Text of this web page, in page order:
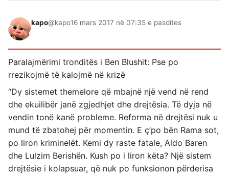
kapo@kapo16 mars 2017 në 07:35 e pasdites
Paralajmërimi tronditës i Ben Blushit: Pse po
rrezikojmë të kalojmë në krizë
“Dy sistemet themelore që mbajnë një vend në rend
dhe ekuilibër janë zgjedhjet dhe drejtësia. Të dyja në
vendin tonë kanë probleme. Reforma në drejtësi nuk u
mund të zbatohej për momentin. E ç’po bën Rama sot,
po liron kriminelët. Kemi dy raste fatale, Aldo Baren
dhe Lulzim Berishën. Kush po i liron këta? Një sistem
drejtësie i kolapsuar, që nuk po funksionon përderisa